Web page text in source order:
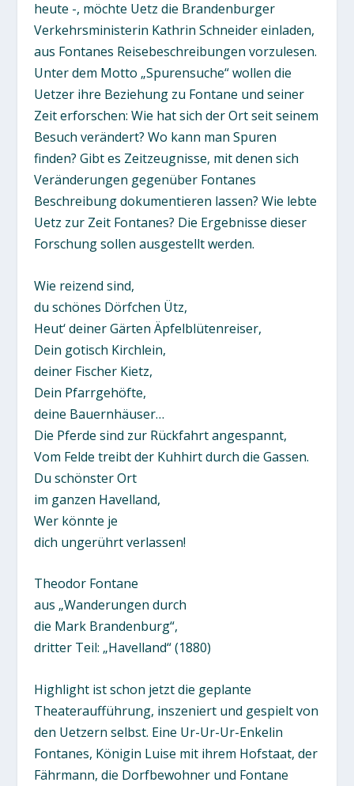
heute -, möchte Uetz die Brandenburger
Verkehrsministerin Kathrin Schneider einladen,
aus Fontanes Reisebeschreibungen vorzulesen.
Unter dem Motto „Spurensuche“ wollen die
Uetzer ihre Beziehung zu Fontane und seiner
Zeit erforschen: Wie hat sich der Ort seit seinem
Besuch verändert? Wo kann man Spuren
finden? Gibt es Zeitzeugnisse, mit denen sich
Veränderungen gegenüber Fontanes
Beschreibung dokumentieren lassen? Wie lebte
Uetz zur Zeit Fontanes? Die Ergebnisse dieser
Forschung sollen ausgestellt werden.
Wie reizend sind,
du schönes Dörfchen Ütz,
Heut‘ deiner Gärten Äpfelblütenreiser,
Dein gotisch Kirchlein,
deiner Fischer Kietz,
Dein Pfarrgehöfte,
deine Bauernhäuser…
Die Pferde sind zur Rückfahrt angespannt,
Vom Felde treibt der Kuhhirt durch die Gassen.
Du schönster Ort
im ganzen Havelland,
Wer könnte je
dich ungerührt verlassen!
Theodor Fontane
aus „Wanderungen durch
die Mark Brandenburg“,
dritter Teil: „Havelland“ (1880)
Highlight ist schon jetzt die geplante
Theateraufführung, inszeniert und gespielt von
den Uetzern selbst. Eine Ur-Ur-Ur-Enkelin
Fontanes, Königin Luise mit ihrem Hofstaat, der
Fährmann, die Dorfbewohner und Fontane